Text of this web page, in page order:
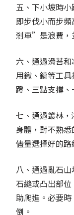
五、下小坡時
即步伐小而步
剎車”是浪費，
六、通過滑苔
用鍬、鎬等工
蹬、三點支撐
七、通過叢林
身體，對不熟
儘量選擇好的路
八、通過亂石
石縫或凸出部
助爬進。必要
倒。